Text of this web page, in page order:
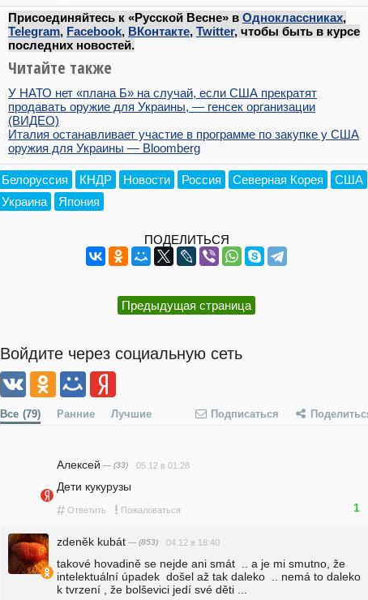
Присоединяйтесь к «Русской Весне» в Одноклассниках,
Telegram, Facebook, ВКонтакте, Twitter, чтобы быть в курсе
последних новостей.
Читайте также
У НАТО нет «плана Б» на случай, если США прекратят
продавать оружие для Украины, — генсек организации
(ВИДЕО)
Италия останавливает участие в программе по закупке у США
оружия для Украины — Bloomberg
Белоруссия КНДР Новости Россия Северная Корея
США
Украина
Япония
ПОДЕЛИТЬСЯ
Предыдущая страница
Войдите через социальную сеть
Все (79) Ранние Лучшие Подписаться
Алексей — (33) 05.12 в 01:28
Дети кукурузы
# Ответить ! Пожаловаться 1
zdeněk kubát — (853) 04.12 в 18:40
takové hovadině se nejde ani smát  .. a je mi smutno, že
intelektuální úpadek  došel až tak daleko  .. nemá to daleko
k tvrzení , že bolševici jedí své děti ...